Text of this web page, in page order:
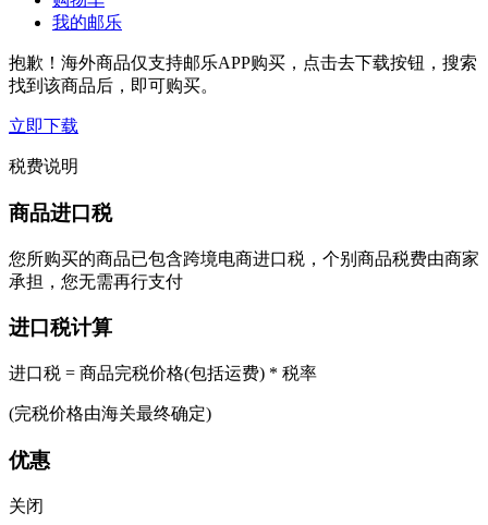
我的邮乐
抱歉！海外商品仅支持邮乐APP购买，点击去下载按钮，搜索
找到该商品后，即可购买。
立即下载
税费说明
商品进口税
您所购买的商品已包含跨境电商进口税，个别商品税费由商家
承担，您无需再行支付
进口税计算
进口税 = 商品完税价格(包括运费) * 税率
(完税价格由海关最终确定)
优惠
关闭